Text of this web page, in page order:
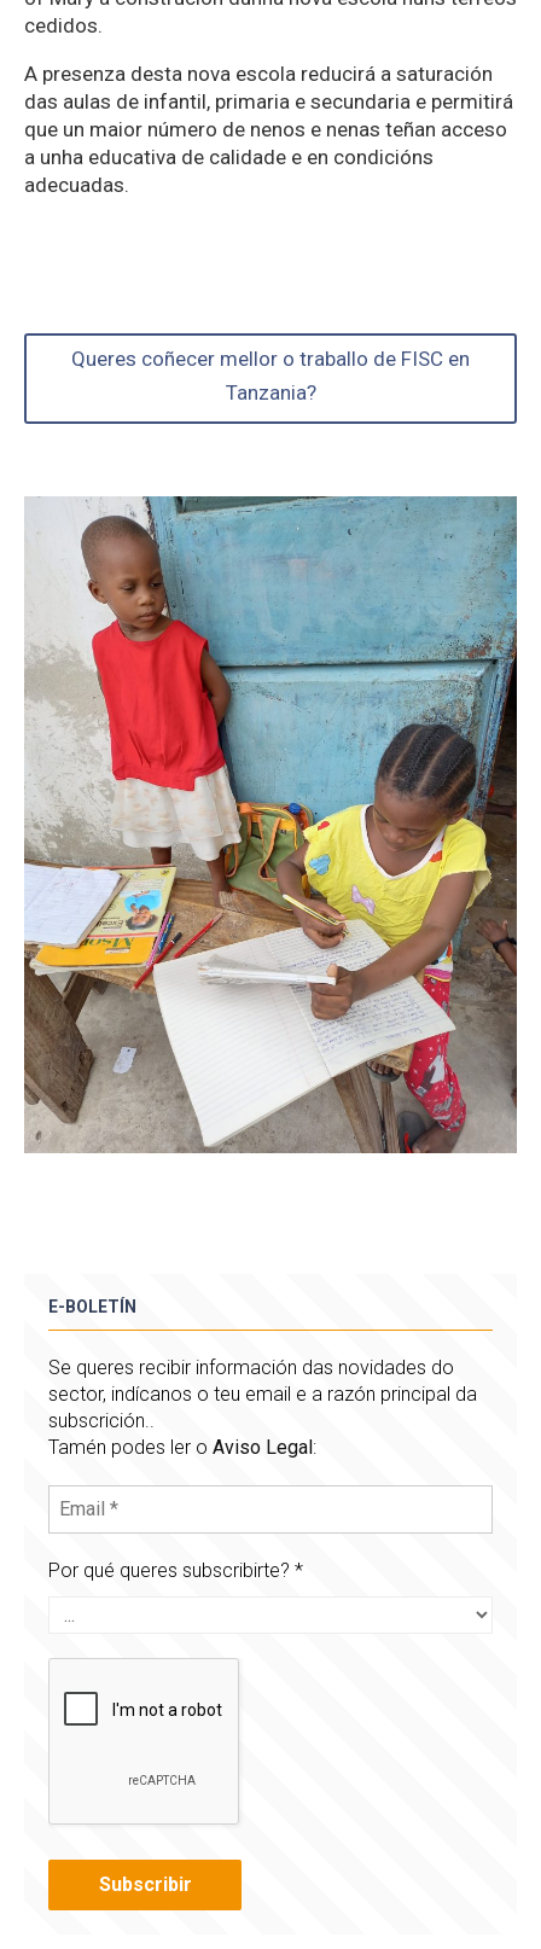
cedidos.
A presenza desta nova escola reducirá a saturación
das aulas de infantil, primaria e secundaria e permitirá
que un maior número de nenos e nenas teñan acceso
a unha educativa de calidade e en condicións
adecuadas.
Queres coñecer mellor o traballo de FISC en
Tanzania?
E-BOLETÍN
Se queres recibir información das novidades do
sector, indícanos o teu email e a razón principal da
subscrición..
Tamén podes ler o Aviso Legal :
Por qué queres subscribirte? *